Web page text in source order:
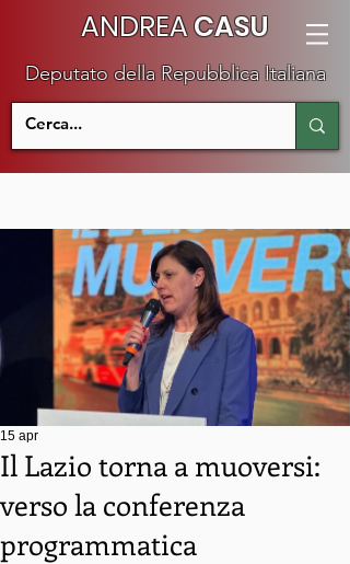
ANDREACASU
Deputato della Repubblica Italiana
Il Lazio torna a muoversi:
verso la conferenza
programmatica
15 apr